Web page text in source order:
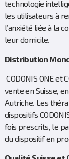
technologie
les utilisateurs à
l’anxiété liée à la
leur domicile.
Distribution
CODONIS ONE et
vente en Suisse,
Autriche. Les
dispositifs
fois prescrits, le
du dispositif en